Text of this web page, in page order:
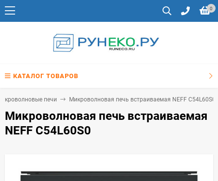
0
КАТАЛОГ ТОВАРОВ
печи Микроволновая печь встраиваемая NEFF C54L60S0
Микроволновая печь встраиваемая
NEFF C54L60S0